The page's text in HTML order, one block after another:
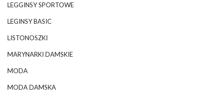
LEGGINSY SPORTOWE
LEGINSY BASIC
LISTONOSZKI
MARYNARKI DAMSKIE
MODA
MODA DAMSKA